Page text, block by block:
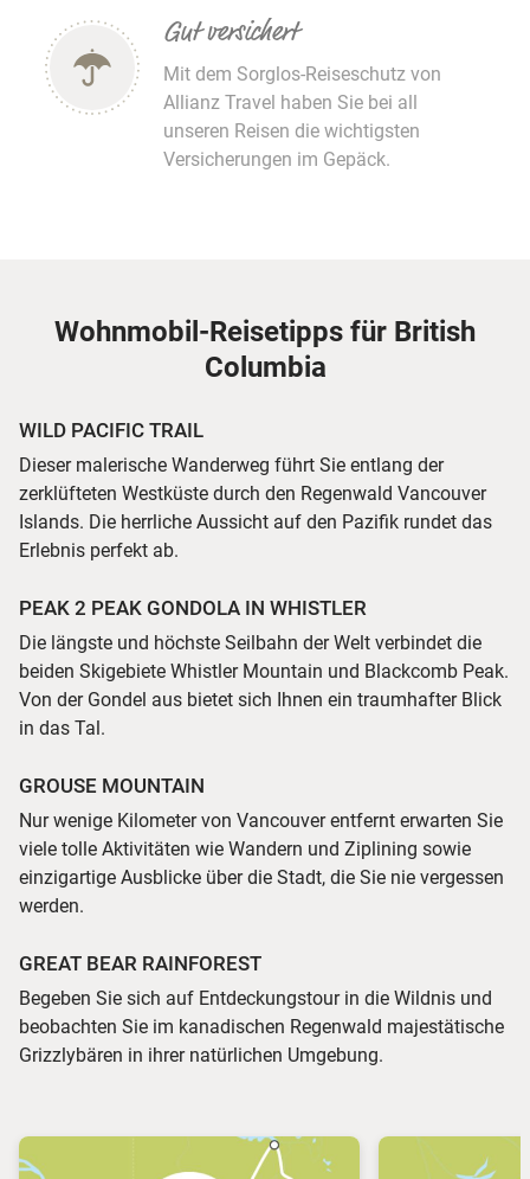
Gut versichert
Mit dem Sorglos-Reiseschutz von
Allianz Travel haben Sie bei all
unseren Reisen die wichtigsten
Versicherungen im Gepäck.
Wohnmobil-Reisetipps für British
Columbia
WILD PACIFIC TRAIL
Dieser malerische Wanderweg führt Sie entlang der
zerklüfteten Westküste durch den Regenwald Vancouver
Islands. Die herrliche Aussicht auf den Pazifik rundet das
Erlebnis perfekt ab.
PEAK 2 PEAK GONDOLA IN WHISTLER
Die längste und höchste Seilbahn der Welt verbindet die
beiden Skigebiete Whistler Mountain und Blackcomb Peak.
Von der Gondel aus bietet sich Ihnen ein traumhafter Blick
in das Tal.
GROUSE MOUNTAIN
Nur wenige Kilometer von Vancouver entfernt erwarten Sie
viele tolle Aktivitäten wie Wandern und Ziplining sowie
einzigartige Ausblicke über die Stadt, die Sie nie vergessen
werden.
GREAT BEAR RAINFOREST
Begeben Sie sich auf Entdeckungstour in die Wildnis und
beobachten Sie im kanadischen Regenwald majestätische
Grizzlybären in ihrer natürlichen Umgebung.